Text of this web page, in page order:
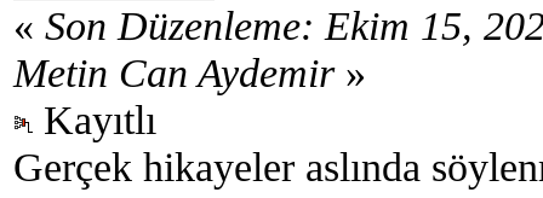
« Son Düzenleme: Ekim 15,
Metin Can Aydemir»
Kayıtlı
Gerçek hikayeler aslında